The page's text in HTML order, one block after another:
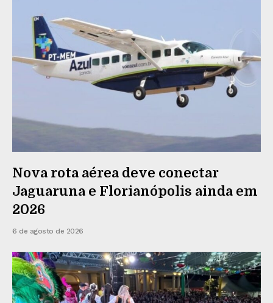
Nova rota aérea deve conectar
Jaguaruna e Florianópolis ainda em
2026
6 de agosto de 2026